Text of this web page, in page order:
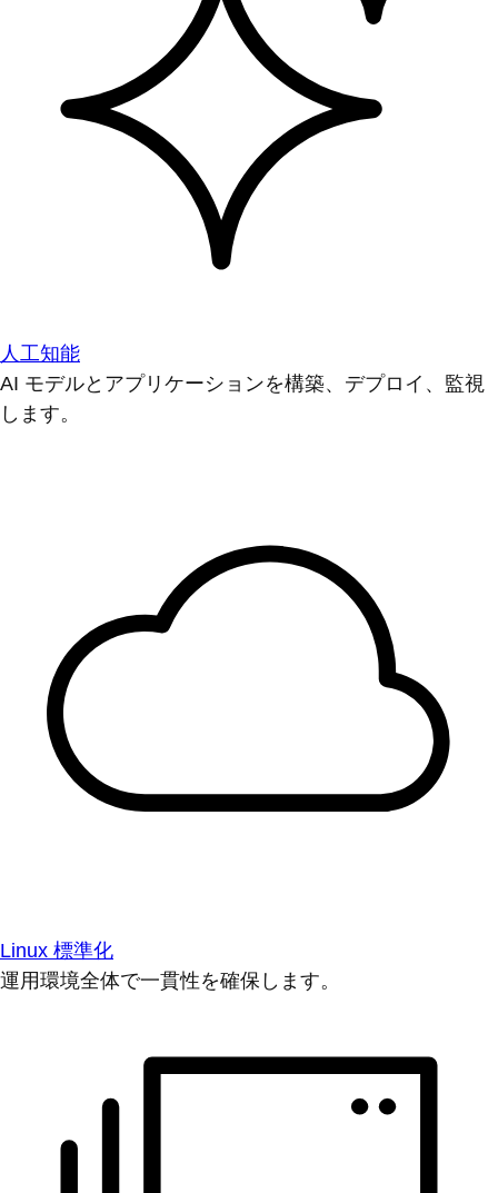
人工知能
AI モデルとアプリケーションを構築、デプロイ、監視
します。
Linux 標準化
運用環境全体で一貫性を確保します。